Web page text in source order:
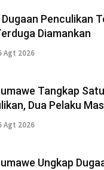
Dugaan Penculikan
Diamankan
Agt 2026
Tangkap
Dua Pelaku
Agt 2026
Ungkap